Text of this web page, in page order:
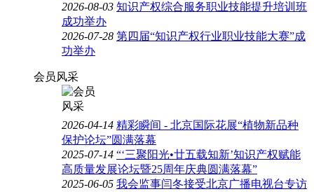
2026-08-03 知识产权综合服务职业技能提升培训班
成功举办
2026-07-28 第四届“知识产权行业职业技能大赛”成
功举办
会员风采
2026-04-14 精彩瞬间 - 北京国际花展“植物新品种
保护论坛”圆满落幕
2025-07-14 “‘三聚阳光•廿五载知新’知识产权赋能
高质量发展论坛暨25周年庆典圆满落幕”
2025-06-05 我会监事闫冬接受北京广播电视台专访